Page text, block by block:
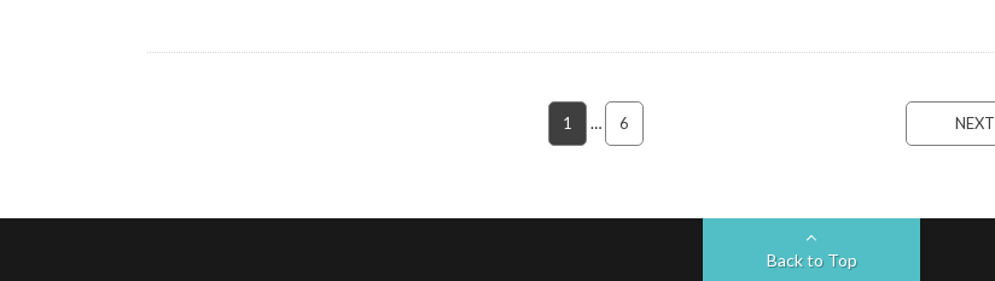
1 … 6 NEXT
Back to Top